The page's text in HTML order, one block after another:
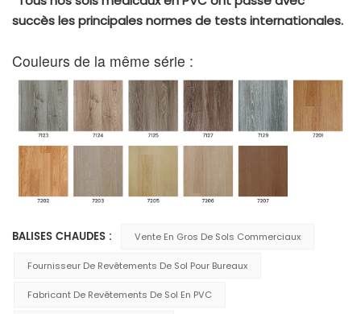
succès les principales normes de tests internationales.
Couleurs de la même série :
BALISES CHAUDES : Vente En Gros De Sols Commerciaux
Fournisseur De Revêtements De Sol Pour Bureaux
Fabricant De Revêtements De Sol En PVC